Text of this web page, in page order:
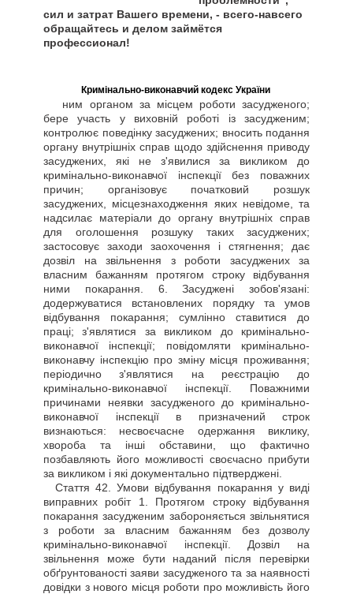
сил и затрат Вашего времени, - всего-навсего
обращайтесь и делом займётся
профессионал!
Кримінально-виконавчий кодекс України
ним органом за місцем роботи засудженого;
бере участь у виховній роботі із засудженим;
контролює поведінку засуджених; вносить подання
органу внутрішніх справ щодо здійснення приводу
засуджених, які не з'явилися за викликом до
кримінально-виконавчої інспекції без поважних
причин; організовує початковий розшук
засуджених, місцезнаходження яких невідоме, та
надсилає матеріали до органу внутрішніх справ
для оголошення розшуку таких засуджених;
застосовує заходи заохочення і стягнення; дає
дозвіл на звільнення з роботи засуджених за
власним бажанням протягом строку відбування
ними покарання. 6. Засуджені зобов'язані:
додержуватися встановлених порядку та умов
відбування покарання; сумлінно ставитися до
праці; з'являтися за викликом до кримінально-
виконавчої інспекції; повідомляти кримінально-
виконавчу інспекцію про зміну місця проживання;
періодично з'являтися на реєстрацію до
кримінально-виконавчої інспекції. Поважними
причинами неявки засудженого до кримінально-
виконавчої інспекції в призначений строк
визнаються: несвоєчасне одержання виклику,
хвороба та інші обставини, що фактично
позбавляють його можливості своєчасно прибути
за викликом і які документально підтверджені.
Стаття 42. Умови відбування покарання у виді
виправних робіт 1. Протягом строку відбування
покарання засудженим забороняється звільнятися
з роботи за власним бажанням без дозволу
кримінально-виконавчої інспекції. Дозвіл на
звільнення може бути наданий після перевірки
обґрунтованості заяви засудженого та за наявності
довідки з нового місця роботи про можливість його